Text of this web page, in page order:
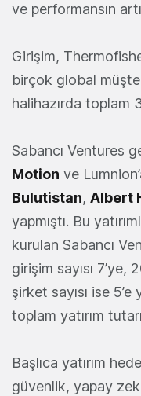
ve performansın
Girişim,
birçok global
halihazırda toplam
Sabancı Ventures
Motion ve
Bulutistan, Albert
yapmıştı. Bu
kurulan Sabancı
girişim sayısı 7’ye,
şirket sayısı ise
toplam yatırım
Başlıca yatırım
güvenlik, yapay